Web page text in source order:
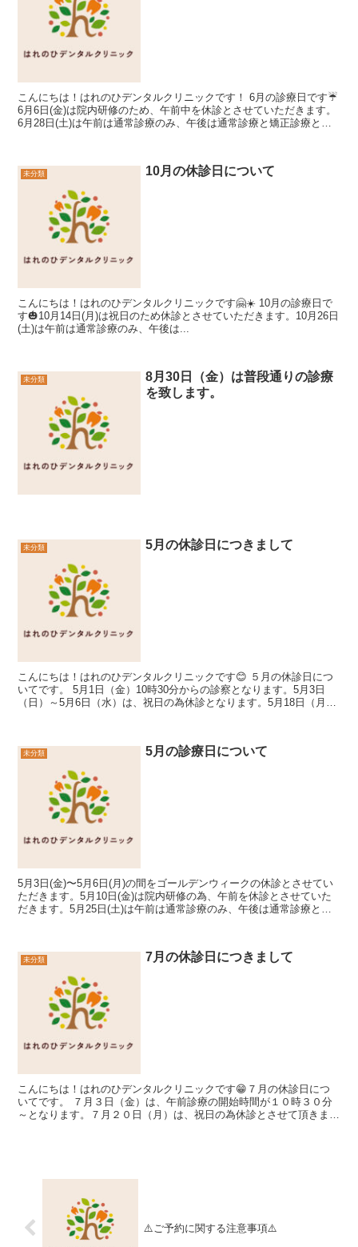
こんにちは！はれのひデンタルクリニックです！ 6月の診療日です☔
6月6日(金)は院内研修のため、午前中を休診とさせていただきます。
6月28日(土)は午前は通常診療のみ、午後は通常診療と矯正診療とな
未分類 10月の休診日について
こんにちは！はれのひデンタルクリニックです🤗☀️ 10月の診療日で
す🎃10月14日(月)は祝日のため休診とさせていただきます。10月26日
(土)は午前は通常診療のみ、午後は...
未分類
8月30日（金）は普段通りの診療
を致します。
未分類 5月の休診日につきまして
こんにちは！はれのひデンタルクリニックです😊 ５月の休診日につ
いてです。 5月1日（金）10時30分からの診察となります。5月3日
（日）～5月6日（水）は、祝日の為休診となります。5月18日（月）
未分類 5月の診療日について
5月3日(金)〜5月6日(月)の間をゴールデンウィークの休診とさせてい
ただきます。5月10日(金)は院内研修の為、午前を休診とさせていた
だきます。5月25日(土)は午前は通常診療のみ、午後は通常診療と矯
未分類 7月の休診日につきまして
こんにちは！はれのひデンタルクリニックです😁７月の休診日につ
いてです。 ７月３日（金）は、午前診療の開始時間が１０時３０分
～となります。７月２０日（月）は、祝日の為休診とさせて頂きま
⚠️ご予約に関する注意事項⚠️